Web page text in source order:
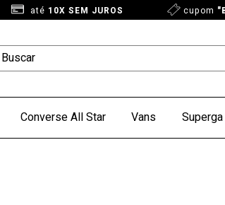
até 10X SEM JUROS cupom
Converse All Star Vans Superga